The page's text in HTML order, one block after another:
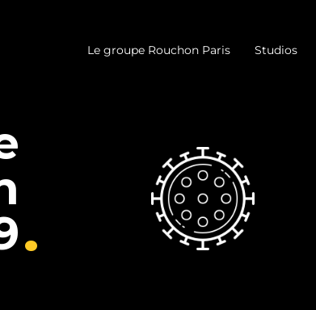
Le groupe Rouchon Paris Studios
.